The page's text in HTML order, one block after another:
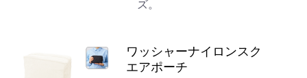
ズ。
ワッシャーナイロンスク
エアポーチ